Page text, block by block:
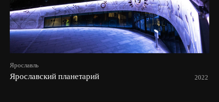
Ярославль
Ярославский планетарий 2022